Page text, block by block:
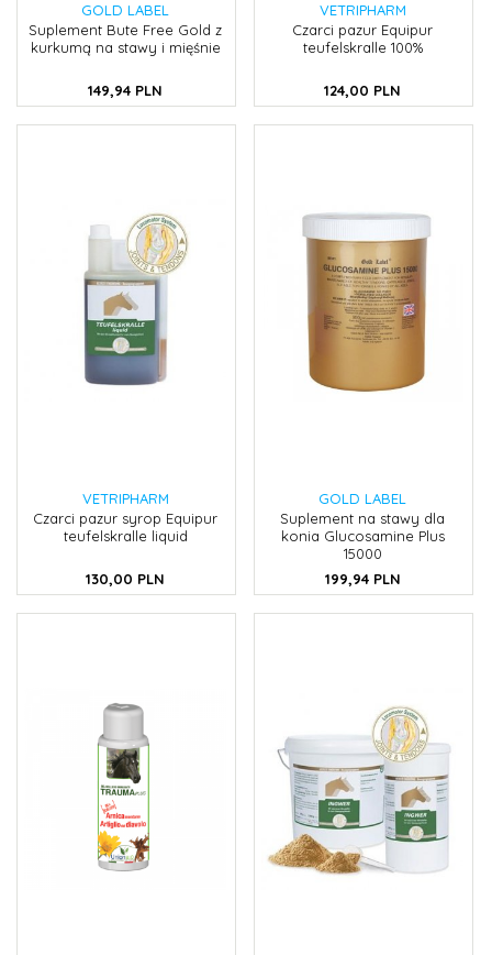
GOLD LABEL
Suplement Bute Free Gold z
kurkumą na stawy i mięśnie
149,94 PLN
VETRIPHARM
Czarci pazur Equipur
teufelskralle 100%
124,00 PLN
VETRIPHARM
Czarci pazur syrop Equipur
teufelskralle liquid
130,00 PLN
GOLD LABEL
Suplement na stawy dla
konia Glucosamine Plus
15000
199,94 PLN